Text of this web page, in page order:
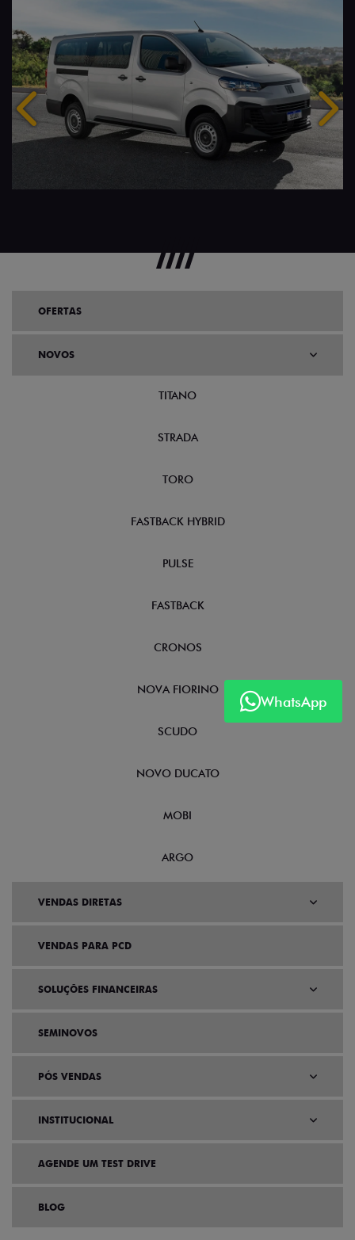
Anterior
WhatsApp
OFERTAS
NOVOS
TITANO
STRADA
TORO
FASTBACK HYBRID
PULSE
FASTBACK
CRONOS
NOVA FIORINO
SCUDO
NOVO DUCATO
MOBI
ARGO
VENDAS DIRETAS
VENDAS PARA PCD
SOLUÇÕES FINANCEIRAS
SEMINOVOS
PÓS VENDAS
INSTITUCIONAL
AGENDE UM TEST DRIVE
BLOG